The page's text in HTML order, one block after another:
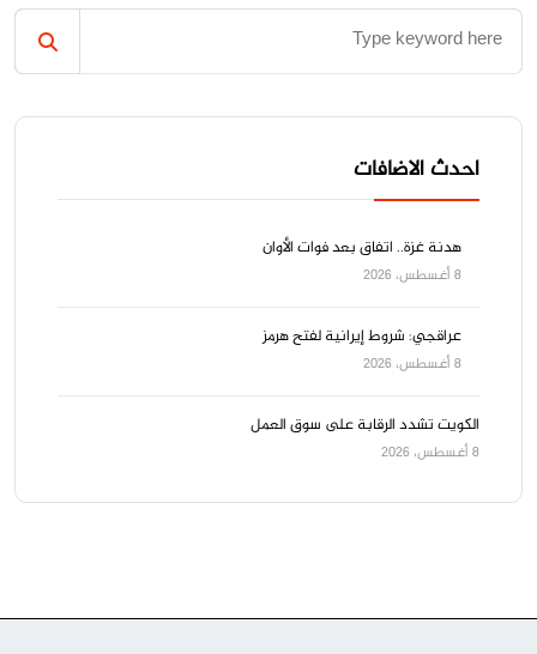
احدث الاضافات
هدنة غزة.. اتفاق بعد فوات الأوان
8 أغسطس، 2026
عراقجي: شروط إيرانية لفتح هرمز
8 أغسطس، 2026
الكويت تشدد الرقابة على سوق العمل
8 أغسطس، 2026